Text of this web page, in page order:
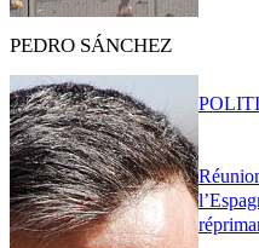
PEDRO SÁNCHEZ